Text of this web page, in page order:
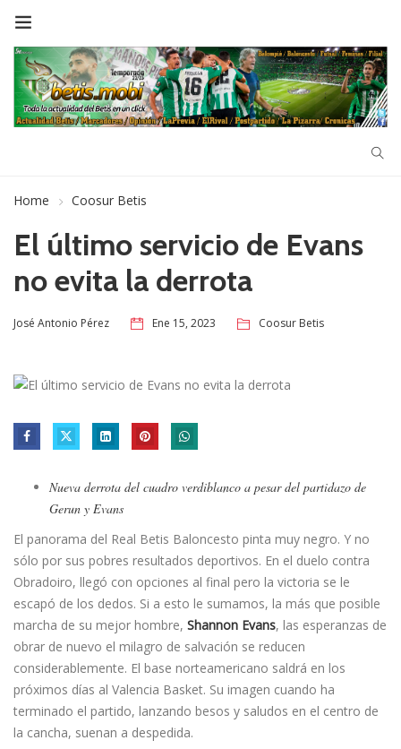
Home Coosur Betis
El último servicio de Evans
no evita la derrota
José Antonio Pérez Ene 15, 2023 Coosur Betis
Nueva derrota del cuadro verdiblanco a pesar del partidazo de
Gerun y Evans
El panorama del Real Betis Baloncesto pinta muy negro. Y no
sólo por sus pobres resultados deportivos. En el duelo contra
Obradoiro, llegó con opciones al final pero la victoria se le
escapó de los dedos. Si a esto le sumamos, la más que posible
marcha de su mejor hombre, Shannon Evans, las esperanzas de
obrar de nuevo el milagro de salvación se reducen
considerablemente. El base norteamericano saldrá en los
próximos días al Valencia Basket. Su imagen cuando ha
terminado el partido, lanzando besos y saludos en el centro de
la cancha, suenan a despedida.